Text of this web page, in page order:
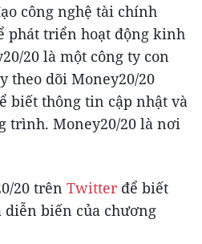
công nghệ tài chính
phát triển hoạt động kinh
20 là một công ty con
theo dõi Money20/20
biết thông tin cập nhật và
trình. Money20/20 là nơi
20 trên Twitterđể biết
biến của chương